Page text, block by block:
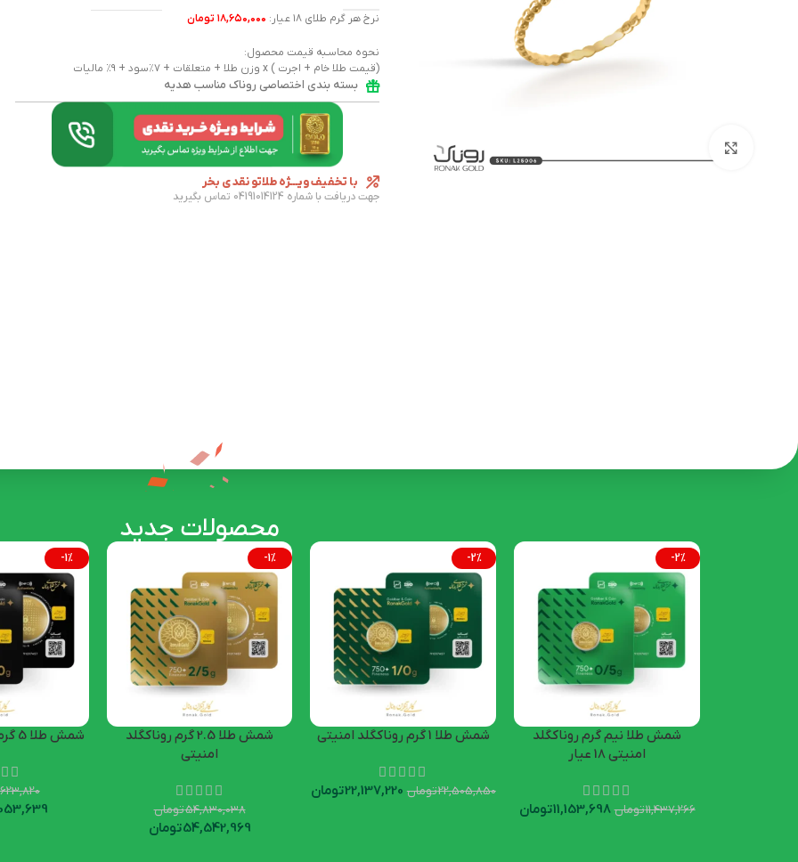
نرخ هر گرم طلای ۱۸ عیار: ۱۸,۶۵۰,۰۰۰ تومان
نحوه محاسـبه قیمت محصول:
(قیمت طلا خام + اجرت ) x وزن طلا + متعلقات + ۷٪سود + ۹٪ مالیات
بسته بندی اختصاصی روناک مناسب هدیه
با تخفیف ویـــژه طلاتو نقدی بخر
جهت دریافت با شماره 04191014124 تماس بگیرید
محصولات جدید
-2%
شمش طلا نیم گرم روناکگلد
امنیتی 18 عیار
11,437,266تومان 11,153,698تومان
-2%
شمش طلا 1 گرم روناکگلد امنیتی
22,505,850تومان 22,137,220تومان
-1%
شمش طلا 2.5 گرم روناکگلد
امنیتی
54,830,038تومان
54,542,969تومان
-1%
شمش طلا 5 گرم روناکگلد امنیتی